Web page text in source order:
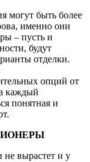
могут быть более
именно они
– пусть и
будут
отделки.
опций от
каждый
понятная и
не вырастет и у